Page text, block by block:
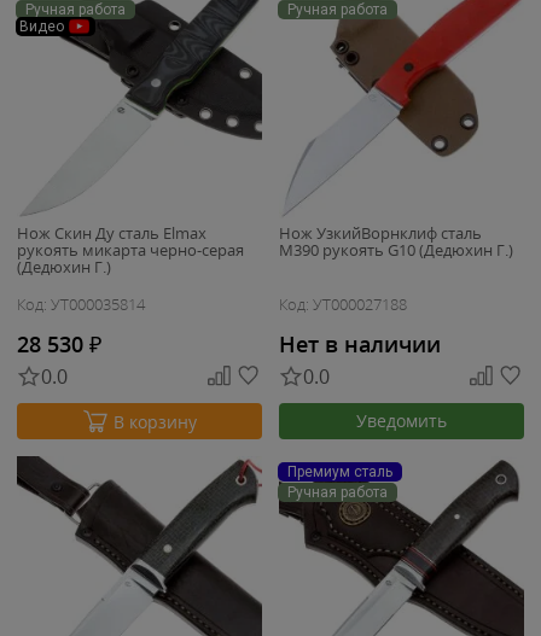
Ручная работа
Видео
Нож Скин Ду сталь Elmax
рукоять микарта черно-серая
(Дедюхин Г.)
Код: УТ000035814
28 530 ₽
0.0
В корзину
Ручная работа
Нож УзкийВорнклиф сталь
M390 рукоять G10 (Дедюхин Г.)
Код: УТ000027188
Нет в наличии
0.0
Уведомить
Премиум сталь
Ручная работа